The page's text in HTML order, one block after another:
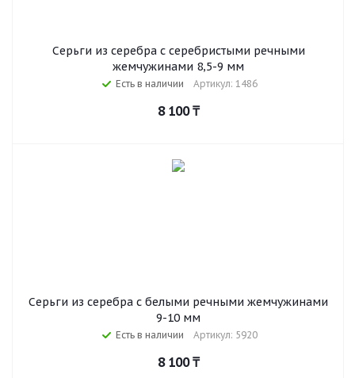
Серьги из серебра с серебристыми речными
жемчужинами 8,5-9 мм
Есть в наличии Артикул: 1486
8 100₸
Серьги из серебра c белыми речными жемчужинами
9-10 мм
Есть в наличии Артикул: 5920
8 100₸